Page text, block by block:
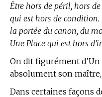
Être hors de péril, hors
qui est hors de condition.
la portée du canon, du
Une Place qui est hors
On dit figurément
absolument son maître,
Dans certaines façons